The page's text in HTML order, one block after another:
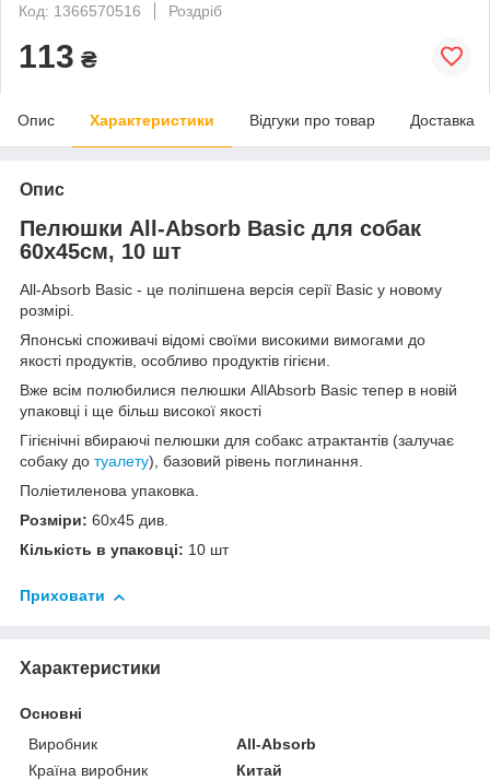
Код: 1366570516
Роздріб
113 ₴
Опис Характеристики Відгуки про товар Доставка
Опис
Пелюшки All-Absorb Basic для собак
60х45см, 10 шт
All-Absorb Basic - це поліпшена версія серії Basic у новому
розмірі.
Японські споживачі відомі своїми високими вимогами до
якості продуктів, особливо продуктів гігієни.
Вже всім полюбилися пелюшки AllAbsorb Basic тепер в новій
упаковці і ще більш високої якості
Гігієнічні вбираючі пелюшки для собакс атрактантів (залучає
собаку до туалету), базовий рівень поглинання.
Поліетиленова упаковка.
Розміри: 60х45 див.
Кількість в упаковці: 10 шт
Приховати
Характеристики
Основні
Виробник
All-Absorb
Країна виробник
Китай